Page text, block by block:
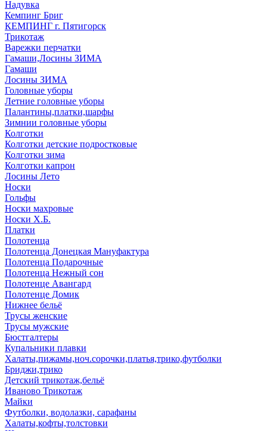
Надувка
Кемпинг Бриг
КЕМПИНГ г. Пятигорск
Трикотаж
Варежки перчатки
Гамаши,Лосины ЗИМА
Гамаши
Лосины ЗИМА
Головные уборы
Летние головные уборы
Палантины,платки,шарфы
Зимнии головные уборы
Колготки
Колготки детские подростковые
Колготки зима
Колготки капрон
Лосины Лето
Носки
Гольфы
Носки махровые
Носки Х.Б.
Платки
Полотенца
Полотенца Донецкая Мануфактура
Полотенца Подарочные
Полотенца Нежный сон
Полотенце Авангард
Полотенце Домик
Нижнее бельё
Трусы женские
Трусы мужские
Бюстгалтеры
Купальники плавки
Халаты,пижамы,ноч.сорочки,платья,трико,футболки
Бриджи,трико
Детский трикотаж,бельё
Иваново Трикотаж
Майки
Футболки, водолазки, сарафаны
Халаты,кофты,толстовки